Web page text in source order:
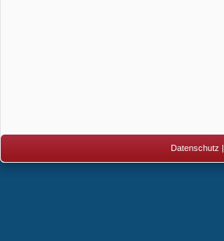
Datenschutz |